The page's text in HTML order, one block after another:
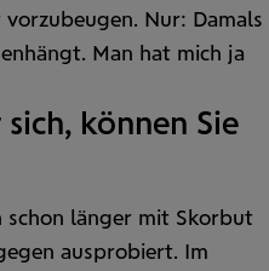
Nur: Damals
hängt. Man hat mich ja
können Sie
schon länger mit Skorbut
ausprobiert. Im